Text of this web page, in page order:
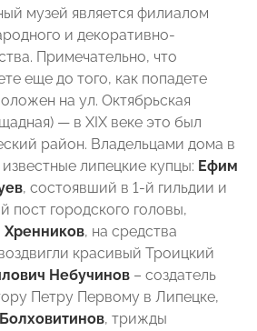
музей является филиалом
и декоративно-
Примечательно, что
еще до того, как попадете
на ул. Октябрьская
— в XIX веке это был
район. Владельцами дома в
липецкие купцы: Ефим
, состоявший в 1-й гильдии и
пост городского головы,
Хренников, на средства
красивый Троицкий
Небучинов – создатель
Петру Первому в Липецке,
, трижды